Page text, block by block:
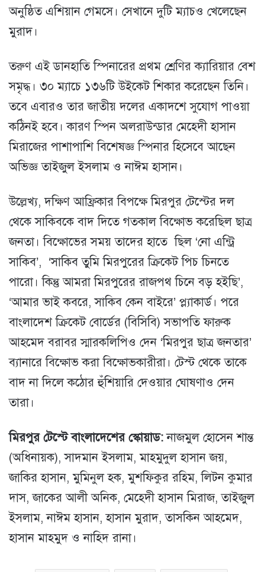
অনুষ্ঠিত এশিয়ান গেমসে। সেখানে দুটি ম্যাচও খেলেছেন
মুরাদ।
তরুণ এই ডানহাতি স্পিনারের প্রথম শ্রেণির ক্যারিয়ার বেশ
সমৃদ্ধ। ৩০ ম্যাচে ১৩৬টি উইকেট শিকার করেছেন তিনি।
তবে এবারও তার জাতীয় দলের একাদশে সুযোগ পাওয়া
কঠিনই হবে। কারণ স্পিন অলরাউন্ডার মেহেদী হাসান
মিরাজের পাশাপাশি বিশেষজ্ঞ স্পিনার হিসেবে আছেন
অভিজ্ঞ তাইজুল ইসলাম ও নাঈম হাসান।
উল্লেখ্য, দক্ষিণ আফ্রিকার বিপক্ষে মিরপুর টেস্টের দল
থেকে সাকিবকে বাদ দিতে গতকাল বিক্ষোভ করেছিল ছাত্র
জনতা। বিক্ষোভের সময় তাদের হাতে ছিল ‘নো এন্ট্রি
সাকিব’, ‘সাকিব তুমি মিরপুরের ক্রিকেট পিচ চিনতে
পারো। কিন্তু আমরা মিরপুরের রাজপথ চিনে বড় হইছি’,
‘আমার ভাই কবরে, সাকিব কেন বাইরে’ প্ল্যাকার্ড। পরে
বাংলাদেশ ক্রিকেট বোর্ডের (বিসিবি) সভাপতি ফারুক
আহমেদ বরাবর স্মারকলিপিও দেন ‘মিরপুর ছাত্র জনতার’
ব্যানারে বিক্ষোভ করা বিক্ষোভকারীরা। টেস্ট থেকে তাকে
বাদ না দিলে কঠোর হুঁশিয়ারি দেওয়ার ঘোষণাও দেন
তারা।
মিরপুর টেস্টে বাংলাদেশের স্কোয়াড:নাজমুল হোসেন শান্ত
(অধিনায়ক), সাদমান ইসলাম, মাহমুদুল হাসান জয়,
জাকির হাসান, মুমিনুল হক, মুশফিকুর রহিম, লিটন কুমার
দাস, জাকের আলী অনিক, মেহেদী হাসান মিরাজ, তাইজুল
ইসলাম, নাঈম হাসান, হাসান মুরাদ, তাসকিন আহমেদ,
হাসান মাহমুদ ও নাহিদ রানা।